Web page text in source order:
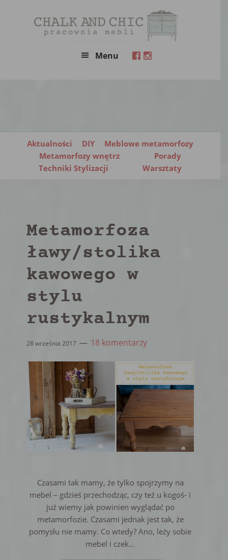
Menu
Aktualności DIY
Meblowe metamorfozy
Metamorfozy wnętrz
Porady
Techniki Stylizacji
Warsztaty
Metamorfoza
ławy/stolika
kawowego w
stylu
rustykalnym
28 września 2017 18 komentarzy
Czasami tak mamy, że tylko spojrzymy na
mebel – gdzieś przechodząc, czy też u kogoś- i
już wiemy jak powinien wyglądać po
metamorfozie. Czasami jednak jest tak, że
pomysłu nie mamy. Co wtedy? Ano, leży sobie
mebel i czek…